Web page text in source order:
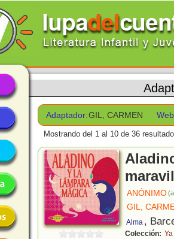
Adaptador:GIL, CARMEN
Mostrando del 1 al 10 de 36
ANÓNIMO
GIL,
Alma ,
Colección: